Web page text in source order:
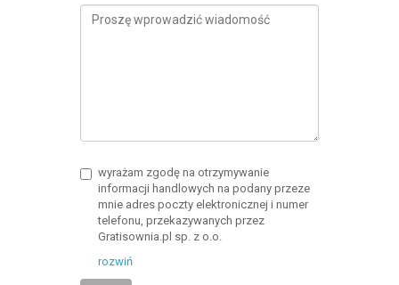
wyrażam zgodę na otrzymywanie
informacji handlowych na podany przeze
mnie adres poczty elektronicznej i numer
telefonu, przekazywanych przez
Gratisownia.pl sp. z o.o.
rozwiń